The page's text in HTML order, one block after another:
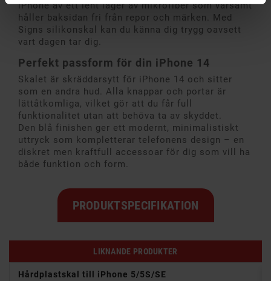
iPhone av ett lent lager av mikrofiber som varsamt
håller baksidan fri från repor och märken. Med
Signs silikonskal kan du känna dig trygg oavsett
vart dagen tar dig.
Perfekt passform för din iPhone 14
Skalet är skräddarsytt för iPhone 14 och sitter
som en andra hud. Alla knappar och portar är
lättåtkomliga, vilket gör att du får full
funktionalitet utan att behöva ta av skyddet.
Den blå finishen ger ett modernt, minimalistiskt
uttryck som kompletterar telefonens design – en
diskret men kraftfull accessoar för dig som vill ha
både funktion och form.
PRODUKTSPECIFIKATION
LIKNANDE PRODUKTER
Belkin skal till iPhone 5/5S/SE